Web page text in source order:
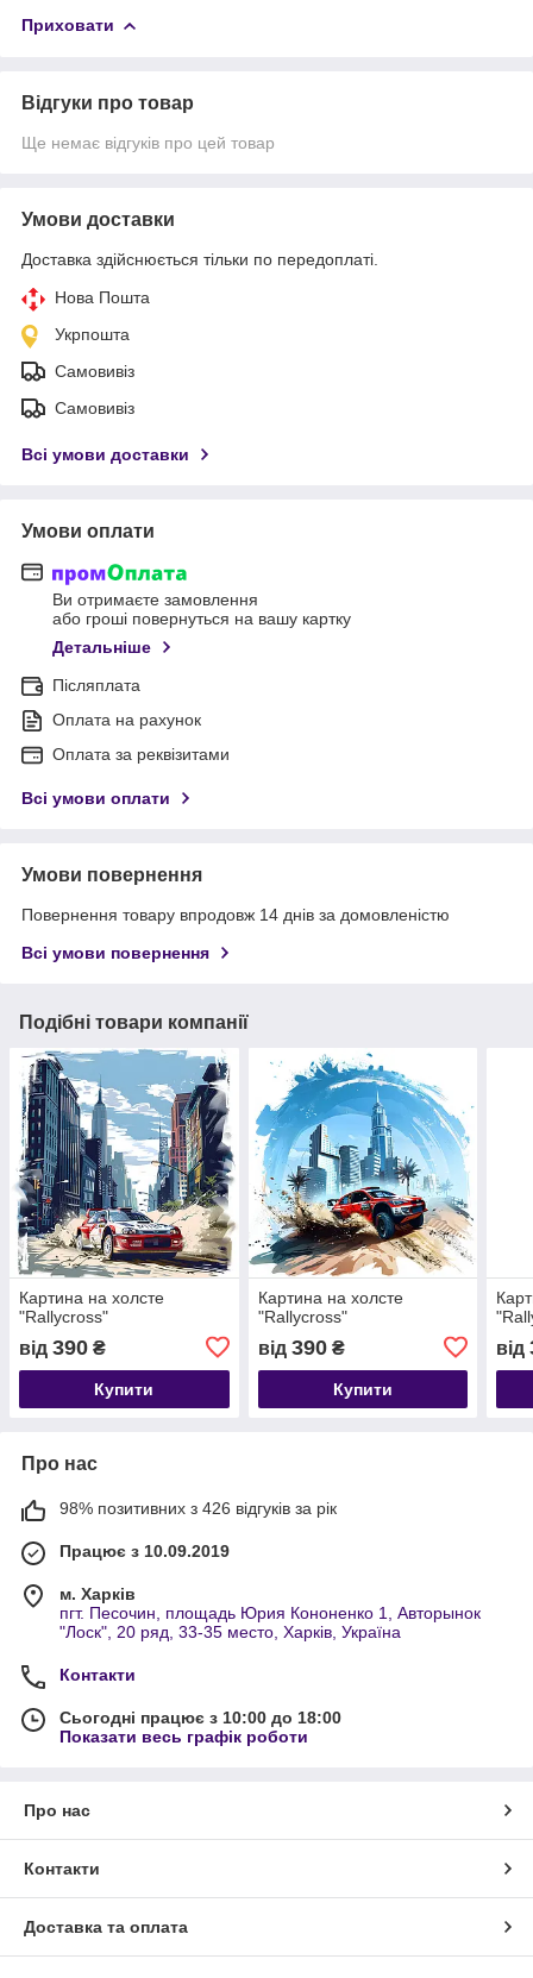
Приховати
Відгуки про товар
Ще немає відгуків про цей товар
Умови доставки
Доставка здійснюється тільки по передоплаті.
Нова Пошта
Укрпошта
Самовивіз
Самовивіз
Всі умови доставки
Умови оплати
Ви отримаєте замовлення
або гроші повернуться на вашу картку
Детальніше
Післяплата
Оплата на рахунок
Оплата за реквізитами
Всі умови оплати
Умови повернення
Повернення товару впродовж 14 днів за домовленістю
Всі умови повернення
Подібні товари компанії
Картина на холсте
"Rallycross"
від 390 ₴
Купити
Картина на холсте
"Rallycross"
від 390₴
Купити
від
Про нас
98% позитивних з 426 відгуків за рік
Працює з 10.09.2019
м. Харків
пгт. Песочин, площадь Юрия Кононенко 1, Авторынок
"Лоск", 20 ряд, 33-35 место, Харків, Україна
Контакти
Сьогодні працює з 10:00 до 18:00
Показати весь графік роботи
Про нас
Контакти
Доставка та оплата